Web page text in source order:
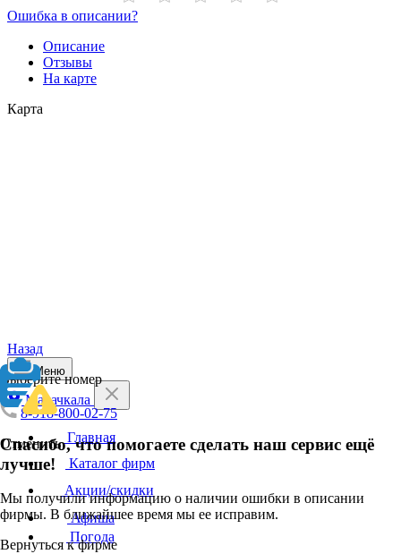
Ошибка в описании?
Описание
Отзывы
На карте
Карта
Назад
Выберите номер
8-918-800-02-75
Отменить
Спасибо, что помогаете сделать наш сервис ещё
лучше!
Мы получили информацию о наличии ошибки в описании
фирмы. В ближайшее время мы ее исправим.
Вернуться к фирме
Меню
Махачкала
Главная
Каталог фирм
Акции/скидки
Афиша
Погода